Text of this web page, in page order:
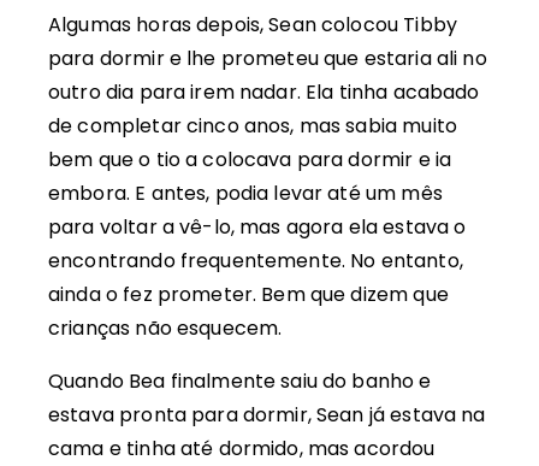
Algumas horas depois, Sean colocou Tibby
para dormir e lhe prometeu que estaria ali no
outro dia para irem nadar. Ela tinha acabado
de completar cinco anos, mas sabia muito
bem que o tio a colocava para dormir e ia
embora. E antes, podia levar até um mês
para voltar a vê-lo, mas agora ela estava o
encontrando frequentemente. No entanto,
ainda o fez prometer. Bem que dizem que
crianças não esquecem.
Quando Bea finalmente saiu do banho e
estava pronta para dormir, Sean já estava na
cama e tinha até dormido, mas acordou